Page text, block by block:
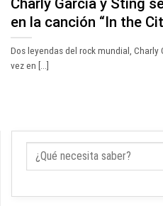
en la canción “In the
Dos leyendas del rock mundial, Charly
vez en [...]